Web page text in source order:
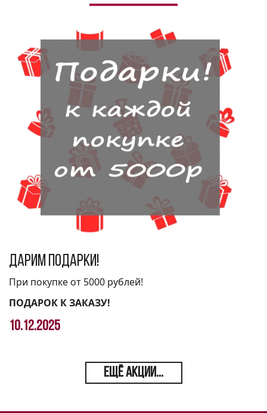
Дарим подарки!
При покупке от 5000 рублей!
ПОДАРОК К ЗАКАЗУ!
10.12.2025
ЕЩЁ АКЦИИ...